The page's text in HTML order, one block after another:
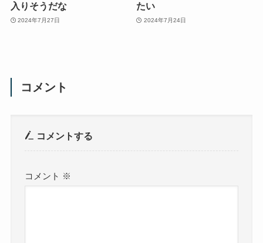
入りそうだな
2024年7月27日
たい
2024年7月24日
コメント
コメントする
コメント ※